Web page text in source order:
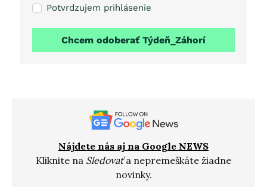
Potvrdzujem prihlásenie
Chcem odoberať Týdeň_Záhorí
Nájdete nás aj na Google NEWS
Kliknite na Sledovaťa nepremeškáte žiadne
novinky.